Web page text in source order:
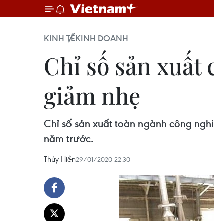
KINH TẾKINH DOANH
Chỉ số sản
giảm nhẹ
Chỉ số sản xuất toàn ngành công
năm trước.
Thúy Hiền29/01/2020 22:30